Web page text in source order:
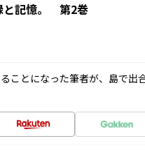
と記憶。 第2巻
ことになった筆者が、島で出